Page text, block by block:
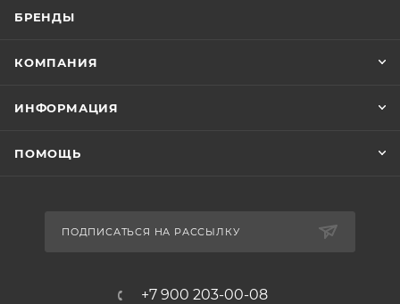
БРЕНДЫ
КОМПАНИЯ
ИНФОРМАЦИЯ
ПОМОЩЬ
ПОДПИСАТЬСЯ НА РАССЫЛКУ
+7 900 203-00-08